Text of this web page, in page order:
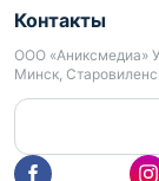
Контакты
ООО «Аниксмедиа»
Минск,